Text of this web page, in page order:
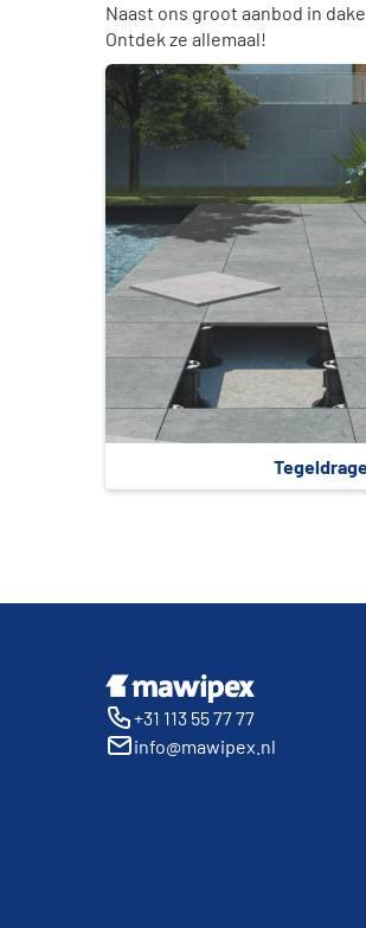
Naast ons groot aanbod in
Ontdek ze allemaal!
+31 113 55 77 77
info@mawipex.nl